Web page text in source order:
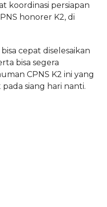
koordinasi persiapan
honorer K2, di
cepat diselesaikan
bisa segera
CPNS K2 ini yang
siang hari nanti.